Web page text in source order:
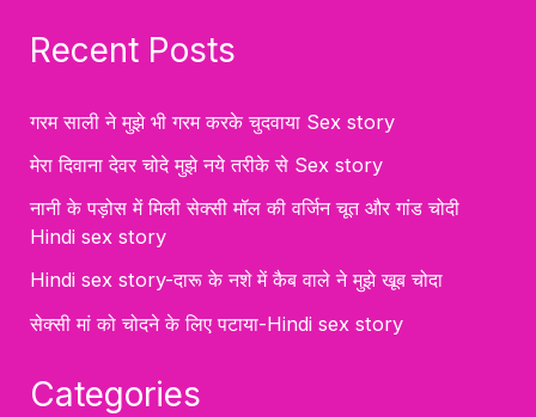
Recent Posts
गरम साली ने मुझे भी गरम करके चुदवाया Sex story
मेरा दिवाना देवर चोदे मुझे नये तरीके से Sex story
नानी के पड़ोस में मिली सेक्सी मॉल की वर्जिन चूत और गांड चोदी
Hindi sex story
Hindi sex story-दारू के नशे में कैब वाले ने मुझे खूब चोदा
सेक्सी मां को चोदने के लिए पटाया-Hindi sex story
Categories